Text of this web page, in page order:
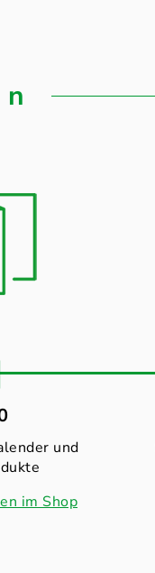
und
im Shop